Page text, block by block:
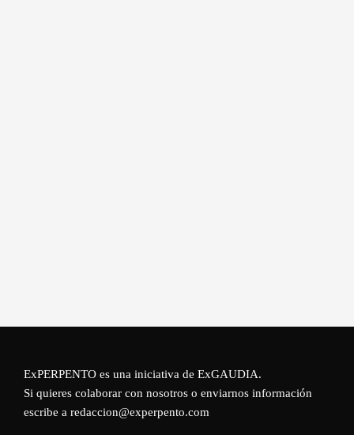
ExPERPENTO es una iniciativa de ExGAUDIA.
Si quieres colaborar con nosotros o enviarnos información
escribe a redaccion@experpento.com